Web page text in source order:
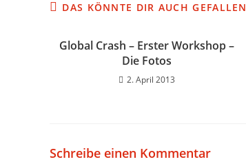
DAS KÖNNTE DIR AUCH GEFALLEN
Global Crash – Erster Workshop –
Die Fotos
2. April 2013
Schreibe einen Kommentar